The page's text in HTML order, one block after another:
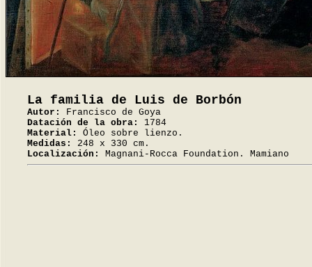
La familia de Luis de Borbón
Autor:
Francisco de Goya
Datación de la obra:
1784
Material:
Óleo sobre lienzo.
Medidas:
248 x 330 cm.
Localización:
Magnani-Rocca Foundation. Mamiano